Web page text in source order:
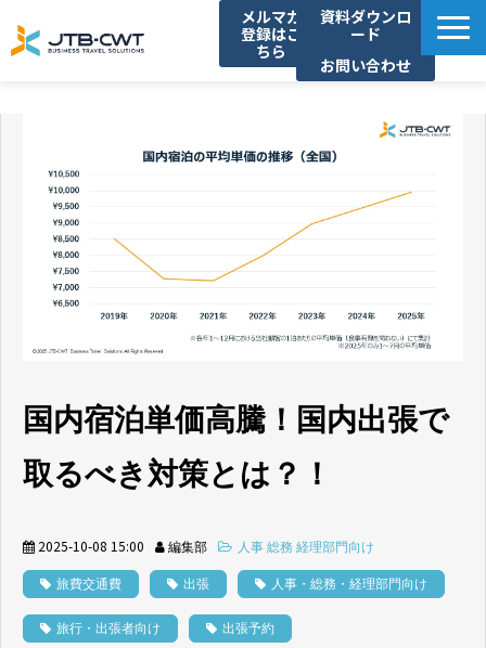
メルマガ
登録はこ
ちら
資料ダウンロ
ード
お問い合わせ
コラム
よくあるご質問
国内宿泊単価高騰！国内出張で
取るべき対策とは？！
2025-10-08 15:00 編集部 人事 総務 経理部門向け
旅費交通費 出張 人事・総務・経理部門向け
旅行・出張者向け 出張予約